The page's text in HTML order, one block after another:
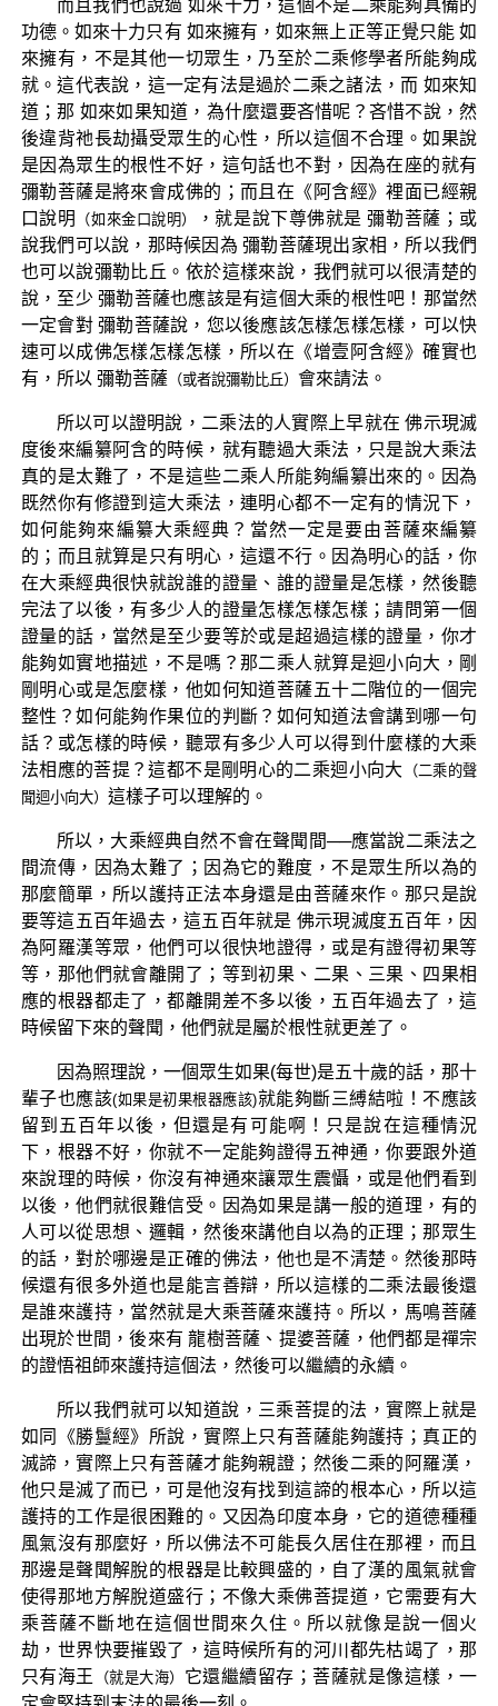
而且我們也說過 如來十力，這個不是二乘能夠具備的
功德。如來十力只有 如來擁有，如來無上正等正覺只能 如
來擁有，不是其他一切眾生，乃至於二乘修學者所能夠成
就。這代表說，這一定有法是過於二乘之諸法，而 如來知
道；那 如來如果知道，為什麼還要吝惜呢？吝惜不說，然
後違背祂長劫攝受眾生的心性，所以這個不合理。如果說
是因為眾生的根性不好，這句話也不對，因為在座的就有
彌勒菩薩是將來會成佛的；而且在《阿含經》裡面已經親
口說明
（如來金口說明）
，就是說下尊佛就是 彌勒菩薩；或
說我們可以說，那時候因為 彌勒菩薩現出家相，所以我們
也可以說彌勒比丘。依於這樣來說，我們就可以很清楚的
說，至少 彌勒菩薩也應該是有這個大乘的根性吧！那當然
一定會對 彌勒菩薩說，您以後應該怎樣怎樣怎樣，可以快
速可以成佛怎樣怎樣怎樣，所以在《增壹阿含經》確實也
有，所以 彌勒菩薩（或者說彌勒比丘） 會來請法。
所以可以證明說，二乘法的人實際上早就在 佛示現滅
度後來編纂阿含的時候，就有聽過大乘法，只是說大乘法
真的是太難了，不是這些二乘人所能夠編纂出來的。因為
既然你有修證到這大乘法，連明心都不一定有的情況下，
如何能夠來編纂大乘經典？當然一定是要由菩薩來編纂
的；而且就算是只有明心，這還不行。因為明心的話，你
在大乘經典很快就說誰的證量、誰的證量是怎樣，然後聽
完法了以後，有多少人的證量怎樣怎樣怎樣；請問第一個
證量的話，當然是至少要等於或是超過這樣的證量，你才
能夠如實地描述，不是嗎？那二乘人就算是迴小向大，剛
剛明心或是怎麼樣，他如何知道菩薩五十二階位的一個完
整性？如何能夠作果位的判斷？如何知道法會講到哪一句
話？或怎樣的時候，聽眾有多少人可以得到什麼樣的大乘
法相應的菩提？這都不是剛明心的二乘迴小向大
（二乘的聲
聞迴小向大） 這樣子可以理解的。
所以，大乘經典自然不會在聲聞間──應當說二乘法之
間流傳，因為太難了；因為它的難度，不是眾生所以為的
那麼簡單，所以護持正法本身還是由菩薩來作。那只是說
要等這五百年過去，這五百年就是 佛示現滅度五百年，因
為阿羅漢等眾，他們可以很快地證得，或是有證得初果等
等，那他們就會離開了；等到初果、二果、三果、四果相
應的根器都走了，都離開差不多以後，五百年過去了，這
時候留下來的聲聞，他們就是屬於根性就更差了。
因為照理說，一個眾生如果(每世)是五十歲的話，那十
輩子也應該(如果是初果根器應該)就能夠斷三縛結啦！不應該
留到五百年以後，但還是有可能啊！只是說在這種情況
下，根器不好，你就不一定能夠證得五神通，你要跟外道
來說理的時候，你沒有神通來讓眾生震懾，或是他們看到
以後，他們就很難信受。因為如果是講一般的道理，有的
人可以從思想、邏輯，然後來講他自以為的正理；那眾生
的話，對於哪邊是正確的佛法，他也是不清楚。然後那時
候還有很多外道也是能言善辯，所以這樣的二乘法最後還
是誰來護持，當然就是大乘菩薩來護持。所以，馬鳴菩薩
出現於世間，後來有 龍樹菩薩、提婆菩薩，他們都是禪宗
的證悟祖師來護持這個法，然後可以繼續的永續。
所以我們就可以知道說，三乘菩提的法，實際上就是
如同《勝鬘經》所說，實際上只有菩薩能夠護持；真正的
滅諦，實際上只有菩薩才能夠親證；然後二乘的阿羅漢，
他只是滅了而已，可是他沒有找到這諦的根本心，所以這
護持的工作是很困難的。又因為印度本身，它的道德種種
風氣沒有那麼好，所以佛法不可能長久居住在那裡，而且
那邊是聲聞解脫的根器是比較興盛的，自了漢的風氣就會
使得那地方解脫道盛行；不像大乘佛菩提道，它需要有大
乘菩薩不斷地在這個世間來久住。所以就像是說一個火
劫，世界快要摧毀了，這時候所有的河川都先枯竭了，那
只有海王
（就是大海） 它還繼續留存；菩薩就是像這樣，一